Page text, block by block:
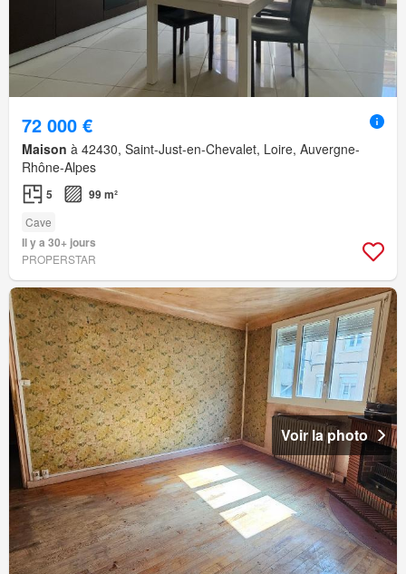
72 000 €
Maison à 42430, Saint-Just-en-Chevalet, Loire, Auvergne-
Rhône-Alpes
5 99 m²
Cave
Il y a 30+ jours
PROPERSTAR
Voir la photo